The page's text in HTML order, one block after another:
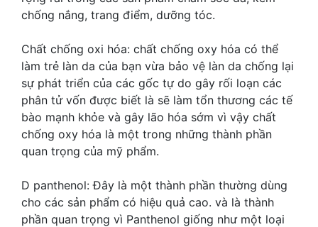
chống nắng, trang điểm, dưỡng tóc.
Chất chống oxi hóa: chất chống oxy hóa có thể
làm trẻ làn da của bạn vừa bảo vệ làn da chống lại
sự phát triển của các gốc tự do gây rối loạn các
phân tử vốn được biết là sẽ làm tổn thương các tế
bào mạnh khỏe và gây lão hóa sớm vì vậy chất
chống oxy hóa là một trong những thành phần
quan trọng của mỹ phẩm.
D panthenol: Đây là một thành phần thường dùng
cho các sản phẩm có hiệu quả cao. và là thành
phần quan trọng vì Panthenol giống như một loại